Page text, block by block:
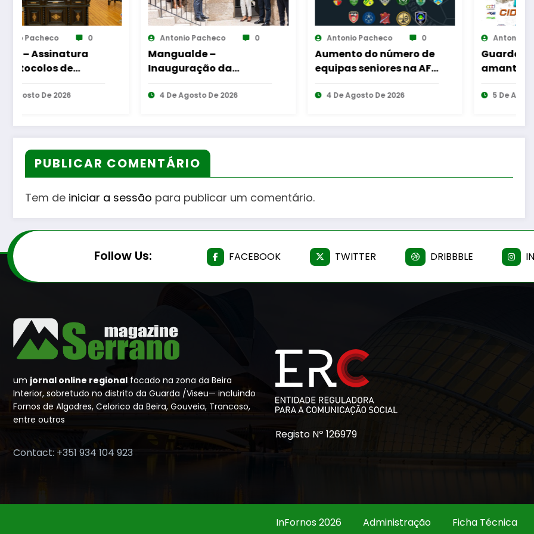
Antonio Pacheco
Mangualde –
Inauguração da
Requalificação do
Bairro Municipal
4 De Agosto De 2026
Antonio Pacheco
Aumento do número de
equipas seniores na AF
Guarda
4 De Agosto De 2026
Antonio Pacheco
Guarda desafia
amantes do BTT na
mítica Invernal Cidade
da Guarda
5 De Agosto De 2026
PUBLICAR COMENTÁRIO
Tem de iniciar a sessão para publicar um comentário.
Follow Us: FACEBOOK TWITTER DRIBBBLE
um jornal online regional focado na zona da Beira
Interior, sobretudo no distrito da Guarda /Viseu— incluindo
Fornos de Algodres, Celorico da Beira, Gouveia, Trancoso,
entre outros
Contact: +351 934 104 923
Registo Nº 126979
InFornos 2026 Administração Ficha Técnica